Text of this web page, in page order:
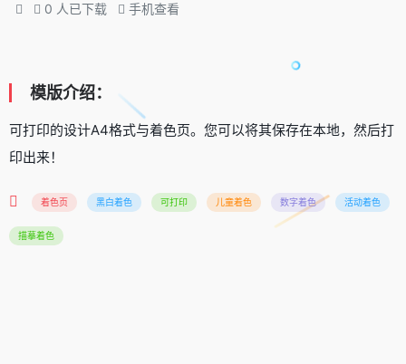
0 人已下载 手机查看
模版介绍：
可打印的设计A4格式与着色页。您可以将其保存在本地，然后打
印出来！
着色页 黑白着色 可打印 儿童着色 数字着色 活动着色
描摹着色